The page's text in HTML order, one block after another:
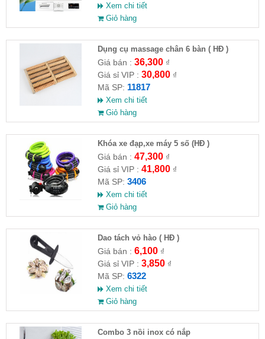
Xem chi tiết
Giỏ hàng
Dụng cụ massage chân 6 bàn ( HĐ )
Giá bán : 36,300₫
Giá sỉ VIP : 30,800₫
Mã SP: 11817
Xem chi tiết
Giỏ hàng
Khóa xe đạp,xe máy 5 số (HĐ )
Giá bán : 47,300₫
Giá sỉ VIP : 41,800₫
Mã SP: 3406
Xem chi tiết
Giỏ hàng
Dao tách vỏ hào ( HĐ )
Giá bán : 6,100₫
Giá sỉ VIP : 3,850₫
Mã SP: 6322
Xem chi tiết
Giỏ hàng
Combo 3 nồi inox có nắp